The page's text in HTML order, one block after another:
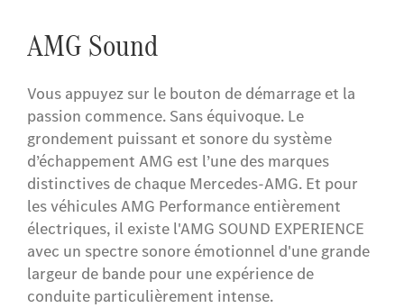
AMG Sound
Vous appuyez sur le bouton de démarrage et la
passion commence. Sans équivoque. Le
grondement puissant et sonore du système
d’échappement AMG est l’une des marques
distinctives de chaque Mercedes-AMG. Et pour
les véhicules AMG Performance entièrement
électriques, il existe l'AMG SOUND EXPERIENCE
avec un spectre sonore émotionnel d'une grande
largeur de bande pour une expérience de
conduite particulièrement intense.